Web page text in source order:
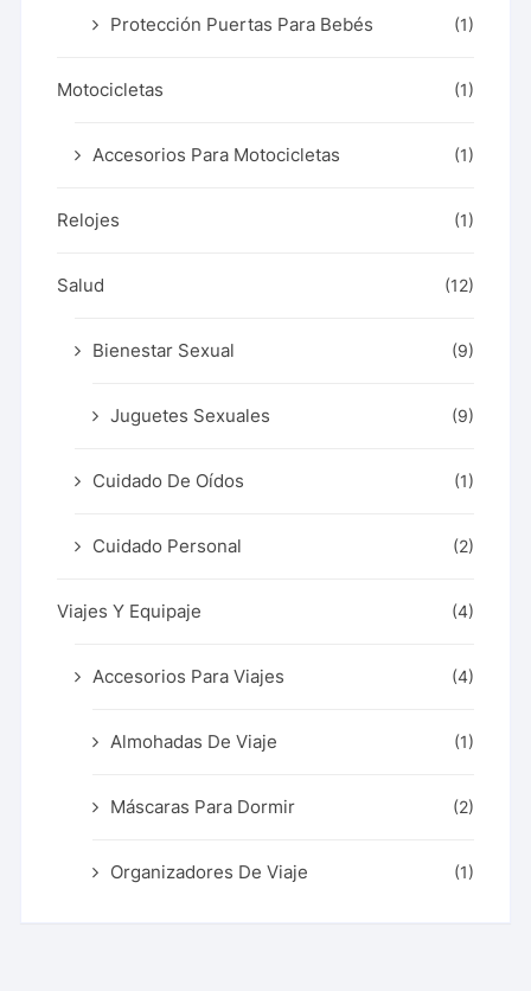
Protección Puertas Para Bebés (1)
Motocicletas (1)
Accesorios Para Motocicletas (1)
Relojes (1)
Salud (12)
Bienestar Sexual (9)
Juguetes Sexuales (9)
Cuidado De Oídos (1)
Cuidado Personal (2)
Viajes Y Equipaje (4)
Accesorios Para Viajes (4)
Almohadas De Viaje (1)
Máscaras Para Dormir (2)
Organizadores De Viaje (1)